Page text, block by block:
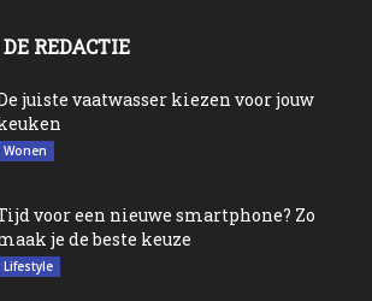
REDACTIE
juiste vaatwasser kiezen voor jouw
Wonen
voor een nieuwe smartphone? Zo
je de beste keuze
Lifestyle